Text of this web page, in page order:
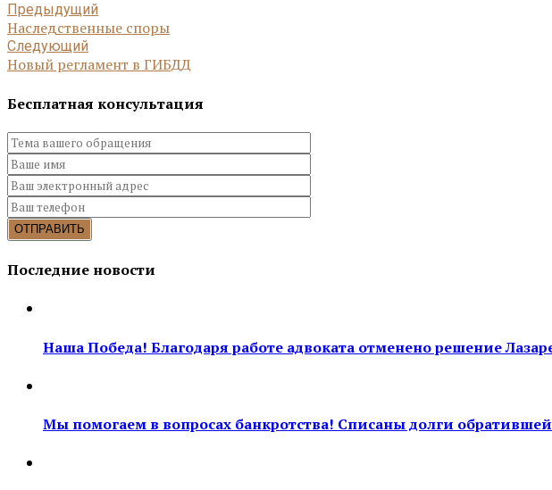
Предыдущий
Наследственные споры
Следующий
Новый регламент в ГИБДД
Бесплатная консультация
Последние новости
Наша Победа! Благодаря работе адвоката отменено решение
Мы помогаем в вопросах банкротства! Списаны долги